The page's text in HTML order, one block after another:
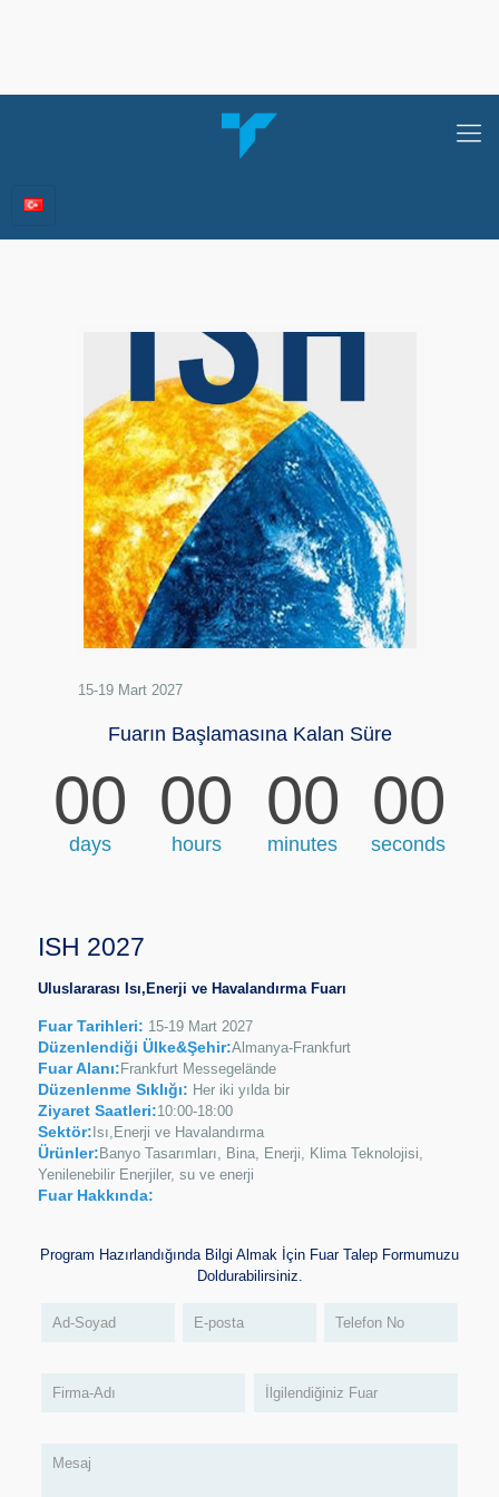
15-19 Mart 2027
Fuarın Başlamasına Kalan Süre
00
days
00
hours
00
minutes
00
seconds
ISH 2027
Uluslararası Isı,Enerji ve Havalandırma Fuarı
Fuar Tarihleri: 15-19 Mart 2027
Düzenlendiği Ülke&Şehir:Almanya-Frankfurt
Fuar Alanı: Frankfurt Messegelände
Düzenlenme Sıklığı: Her iki yılda bir
Ziyaret Saatleri:10:00-18:00
Sektör: Isı,Enerji ve Havalandırma
Ürünler: Banyo Tasarımları, Bina, Enerji, Klima Teknolojisi,
Yenilenebilir Enerjiler, su ve enerji
Fuar Hakkında:
Program Hazırlandığında Bilgi Almak İçin Fuar Talep Formumuzu
Doldurabilirsiniz.